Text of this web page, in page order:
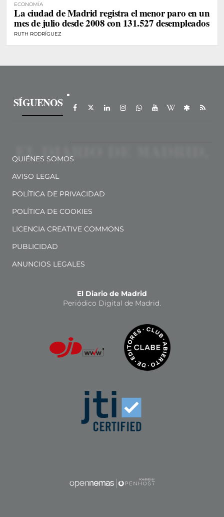
ECONOMÍA
La ciudad de Madrid registra el menor paro en un
mes de julio desde 2008 con 131.527 desempleados
RUTH RODRÍGUEZ
SÍGUENOS
QUIÉNES SOMOS
AVISO LEGAL
POLÍTICA DE PRIVACIDAD
POLÍTICA DE COOKIES
LICENCIA CREATIVE COMMONS
PUBLICIDAD
ANUNCIOS LEGALES
El Diario de Madrid
Periódico Digital de Madrid.